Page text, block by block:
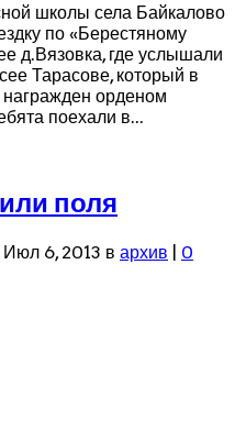
школы села Байкалово
по «Берестяному
д.Вязовка, где услышали
Тарасове, который в
орденом
поехали в...
поля
Июл 6, 2013 в архив
0